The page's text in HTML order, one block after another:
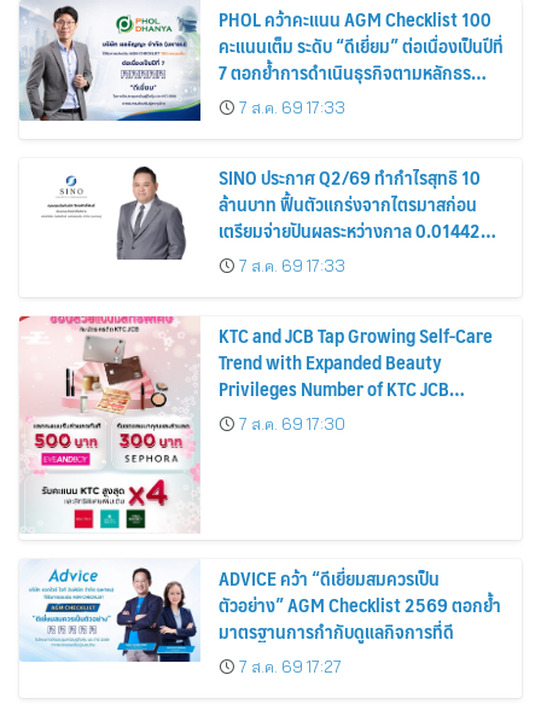
PHOL คว้าคะแนน AGM Checklist 100
คะแนนเต็ม ระดับ “ดีเยี่ยม” ต่อเนื่องเป็นปีที่
7 ตอกย้ำการดำเนินธุรกิจตามหลักธร
รมาภิบาล โปร่งใส สร้างความเชื่อมั่นผู้ถือ
หุ้น
7 ส.ค. 69 17:33
SINO ประกาศ Q2/69 ทำกำไรสุทธิ 10
ล้านบาท ฟื้นตัวแกร่งจากไตรมาสก่อน
เตรียมจ่ายปันผลระหว่างกาล 0.014423
บาทต่อหุ้น ครึ่งปีหลังมุ่งเติบโตต่อเนื่อง
7 ส.ค. 69 17:33
KTC and JCB Tap Growing Self-Care
Trend with Expanded Beauty
Privileges Number of KTC JCB
Cardmembers Spending on
Cosmetics Rises 26%
7 ส.ค. 69 17:30
ADVICE คว้า “ดีเยี่ยมสมควรเป็น
ตัวอย่าง” AGM Checklist 2569 ตอกย้ำ
มาตรฐานการกำกับดูแลกิจการที่ดี
7 ส.ค. 69 17:27